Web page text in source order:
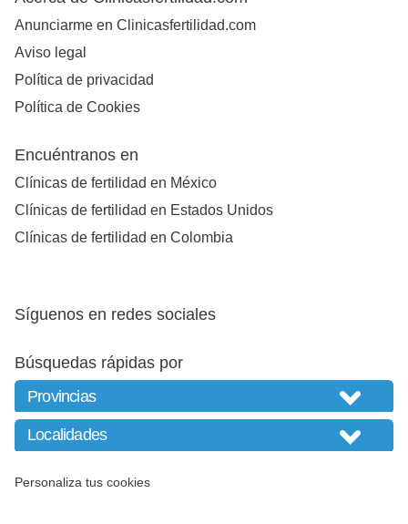
Anunciarme en Clinicasfertilidad.com
Aviso legal
Política de privacidad
Política de Cookies
Encuéntranos en
Clínicas de fertilidad en México
Clínicas de fertilidad en Estados Unidos
Clínicas de fertilidad en Colombia
Síguenos en redes sociales
Búsquedas rápidas por
Personaliza tus cookies